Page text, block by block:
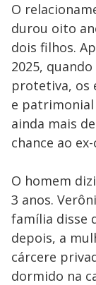
O
durou oito
dois filhos.
2025,
protetiva, os
e
ainda mais
chance ao
O homem
3 anos.
família disse
depois, a
cárcere
dormido na